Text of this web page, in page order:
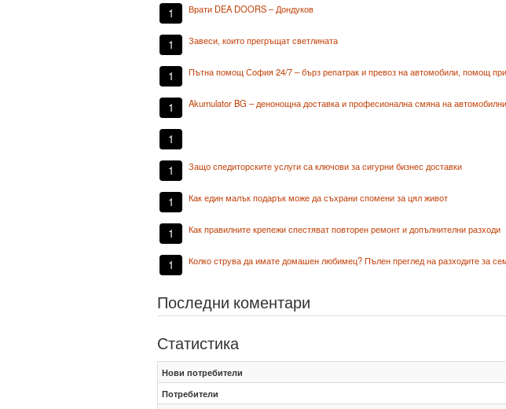
1 Врати DEA DOORS – Дондуков
1 Завеси, които прегръщат светлината
1 Пътна помощ София 24/7 – бърз репатрак и превоз на автомобили, помощ
1 Akumulator BG – денонощна доставка и професионална смяна на
1
1 Защо спедиторските услуги са ключови за сигурни бизнес доставки
1 Как един малък подарък може да съхрани спомени за цял живот
1 Как правилните крепежи спестяват повторен ремонт и допълнителни разходи
1 Колко струва да имате домашен любимец? Пълен преглед на разходите за
Последни коментари
Статистика
Нови потребители
Потребители